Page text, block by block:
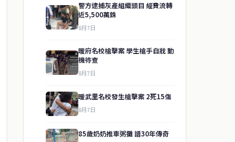
警方逮捕灰產組織頭目 經費流轉
近5,500萬銖
8月7日
暖府名校槍擊案 學生槍手自戕 動
機待查
8月7日
暖武里名校發生槍擊案 2死15傷
8月7日
85歲奶奶推車粥攤 譜30年傳奇